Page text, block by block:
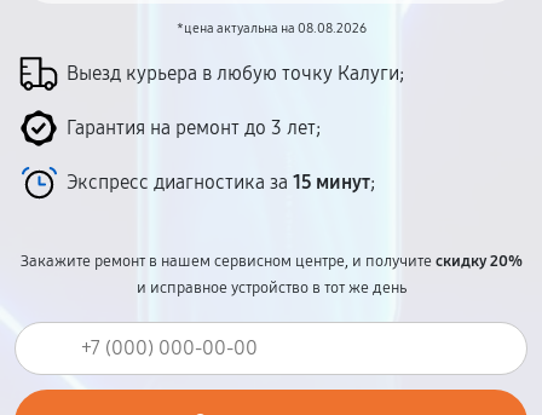
*цена актуальна на 08.08.2026
Выезд курьера в любую точку Калуги;
Гарантия на ремонт до 3 лет;
Экспресс диагностика за 15 минут;
Закажите ремонт в нашем сервисном центре, и получитескидку 20%
и исправное устройство в тот же день